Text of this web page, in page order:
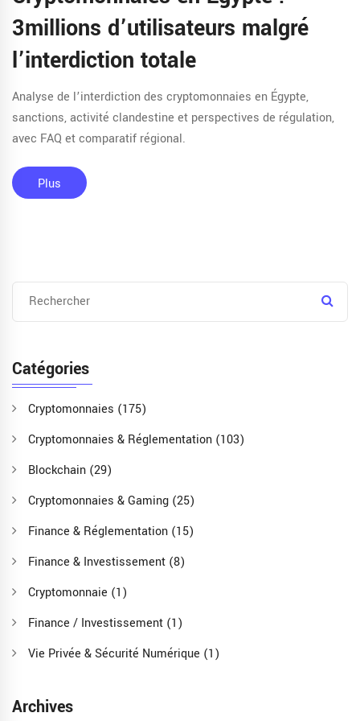
3millions d’utilisateurs malgré
l’interdiction totale
Analyse de l’interdiction des cryptomonnaies en Égypte,
sanctions, activité clandestine et perspectives de régulation,
avec FAQ et comparatif régional.
Plus
Catégories
Cryptomonnaies (175)
Cryptomonnaies & Réglementation (103)
Blockchain (29)
Cryptomonnaies & Gaming (25)
Finance & Réglementation (15)
Finance & Investissement (8)
Cryptomonnaie (1)
Finance / Investissement (1)
Vie Privée & Sécurité Numérique (1)
Archives